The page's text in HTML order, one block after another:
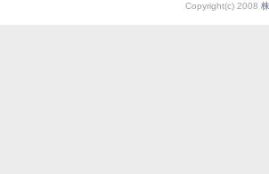
Copyright(c) 2008